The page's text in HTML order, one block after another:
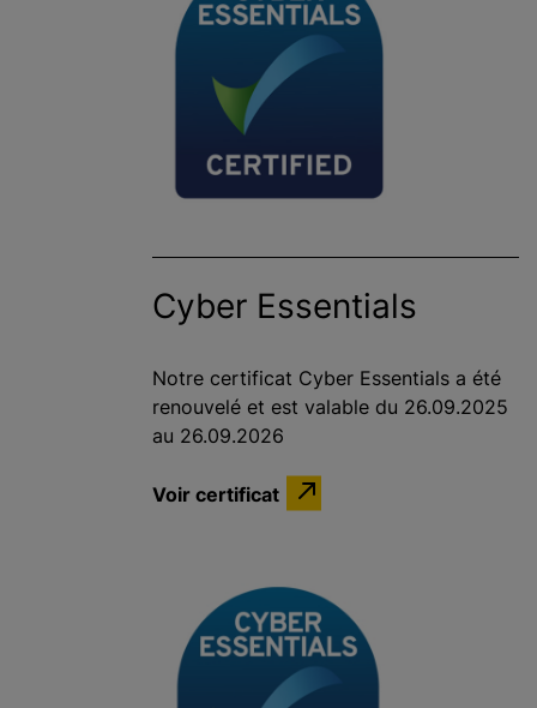
Cyber Essentials
Notre certificat Cyber Essentials a été
renouvelé et est valable du 26.09.2025
au 26.09.2026
Voir certificat